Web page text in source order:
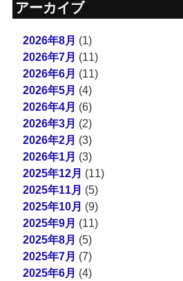
アーカイブ
2026年8月 (1)
2026年7月 (11)
2026年6月 (11)
2026年5月 (4)
2026年4月 (6)
2026年3月 (2)
2026年2月 (3)
2026年1月 (3)
2025年12月 (11)
2025年11月 (5)
2025年10月 (9)
2025年9月 (11)
2025年8月 (5)
2025年7月 (7)
2025年6月 (4)